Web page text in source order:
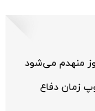
منهدم می‌شود
زمان دفاع